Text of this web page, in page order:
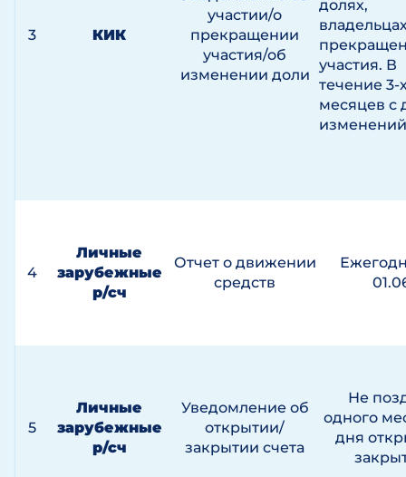
3 КИК
участии/о
прекращении
участия/об
изменении доли
долях,
участия. В
течение 3-
месяцев с
4
Личные
зарубежные
р/сч
Отчет о движении
средств
5
Личные
зарубежные
р/сч
Уведомление об
открытии/
закрытии счета
Не
одного
дня